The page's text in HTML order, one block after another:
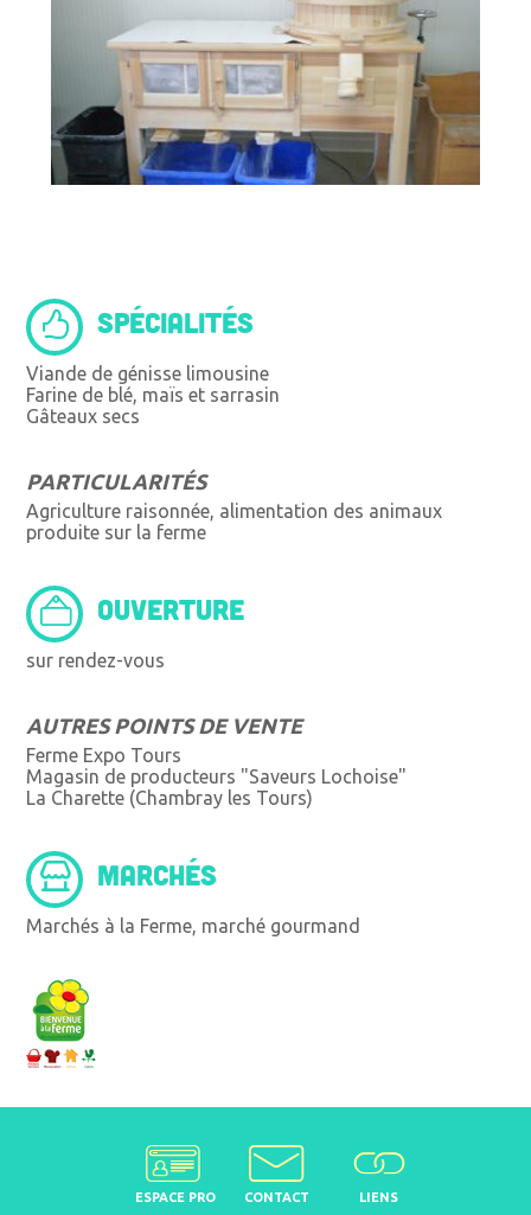
SPÉCIALITÉS
Viande de génisse limousine
Farine de blé, maïs et sarrasin
Gâteaux secs
PARTICULARITÉS
Agriculture raisonnée, alimentation des animaux
produite sur la ferme
OUVERTURE
sur rendez-vous
AUTRES POINTS DE VENTE
Ferme Expo Tours
Magasin de producteurs "Saveurs Lochoise"
La Charette (Chambray les Tours)
MARCHÉS
Marchés à la Ferme, marché gourmand
ESPACE PRO CONTACT LIENS